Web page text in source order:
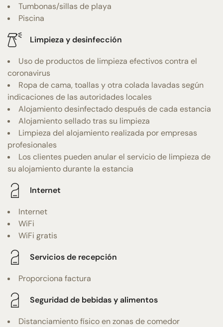
Tumbonas/sillas de playa
Piscina
Limpieza y desinfección
Uso de productos de limpieza efectivos contra el
coronavirus
Ropa de cama, toallas y otra colada lavadas según
indicaciones de las autoridades locales
Alojamiento desinfectado después de cada estancia
Alojamiento sellado tras su limpieza
Limpieza del alojamiento realizada por empresas
profesionales
Los clientes pueden anular el servicio de limpieza de
su alojamiento durante la estancia
Internet
Internet
WiFi
WiFi gratis
Servicios de recepción
Proporciona factura
Seguridad de bebidas y alimentos
Distanciamiento físico en zonas de comedor